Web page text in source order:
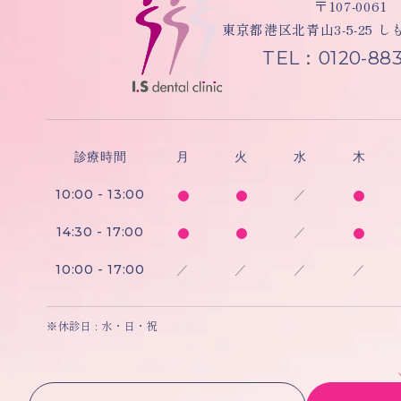
〒107-0061
東京都港区北青山3-5-25 し
TEL：0120-
診療時間 月 火 水 木
10:00 - 13:00 ／
14:30 - 17:00 ／
10:00 - 17:00 ／ ／ ／ ／
※休診日 : 水・日・祝